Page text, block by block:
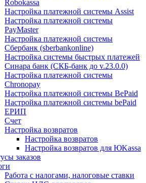
Robokassa
Настройка платежной системы Assist
Настройка платежной системы
PayMaster
Настройка платежной системы
Сбербанк (sberbankonline)
Настройка системы быстрых платежей
Синара банк (СКБ-банк до v.23.0.0)
Настройка платежной системы
Chronopay
Настройка платежной системы BePaid
Настройка платежной системы bePaid
ЕРИП
Счет
Настройка возвратов
Настройка возвратов
Настройка возвратов для ЮKassa
заказов
Работа с налогами, налоговые ставки